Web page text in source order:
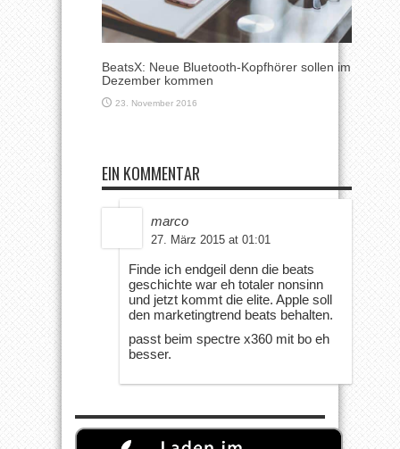
BeatsX: Neue Bluetooth-Kopfhörer sollen im
Dezember kommen
23. November 2016
EIN KOMMENTAR
marco
27. März 2015 at 01:01
Finde ich endgeil denn die beats
geschichte war eh totaler nonsinn
und jetzt kommt die elite. Apple soll
den marketingtrend beats behalten.
passt beim spectre x360 mit bo eh
besser.